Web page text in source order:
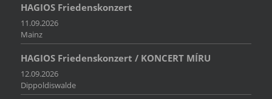
HAGIOS Friedenskonzert
11.09.2026
Mainz
HAGIOS Friedenskonzert / KONCERT MÍRU
12.09.2026
Dippoldiswalde